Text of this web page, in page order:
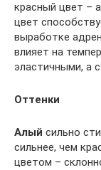
красный цвет –
цвет
выработке
влияет на
эластичными, а
Оттенки
Алый сильно
сильнее, чем
цветом –